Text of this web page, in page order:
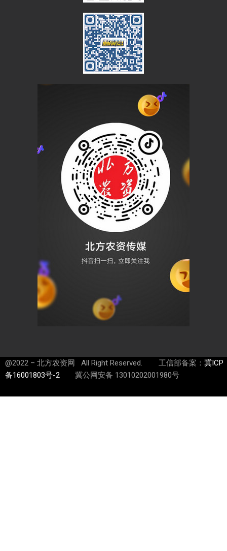
@2022 – 北方农资网 All Right Reserved. 工信部备案： 冀ICP
备16001803号-2 冀公网安备 13010202001980号